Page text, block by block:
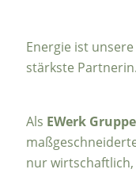
Energie ist
stärkste Partnerin.
Als EWerk Gruppe
nur